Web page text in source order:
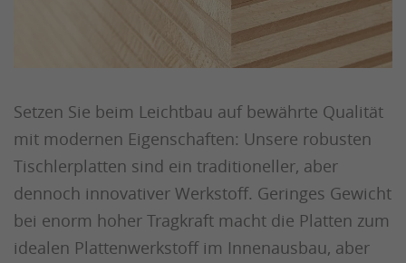
Setzen Sie beim Leichtbau auf bewährte Qualität
mit modernen Eigenschaften: Unsere robusten
Tischlerplatten sind ein traditioneller, aber
dennoch innovativer Werkstoff. Geringes Gewicht
bei enorm hoher Tragkraft macht die Platten zum
idealen Plattenwerkstoff im Innenausbau, aber